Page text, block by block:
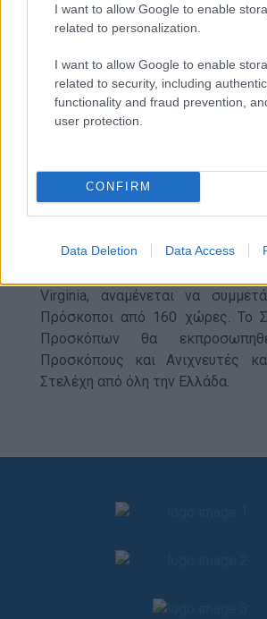
I want to allow Google to enable
related to personalization.
I want to allow Google to enable
related to security, including
functionality and fraud prevention,
user protection.
CONFIRM
Data Deletion Data Access
προβληματισμούς και στόχους
δυνατόν καλύτερη
αποστολών και της
αποτελέσει για τους
Προσκόπους μία μοναδική
εμπειρία.
Στο 24ο Παγκόσμιο Προσκοπικό
πραγματοποιηθεί τον
Virginia, αναμένεται να
Πρόσκοποι από 160 χώρες. Το
Προσκόπων θα
Προσκόπους και Ανιχνευτές
Στελέχη από όλη την Ελλάδα.